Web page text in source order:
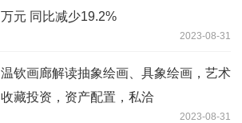
万元 同比减少19.2%
2023-08-31
温钦画廊解读抽象绘画、具象绘画，艺术
收藏投资，资产配置，私洽
2023-08-31